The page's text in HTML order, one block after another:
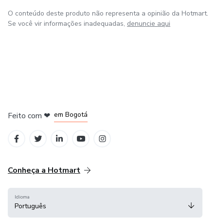
O conteúdo deste produto não representa a opinião da Hotmart.
Se você vir informações inadequadas, denuncie aqui
Feito com ❤ em Bogotá
Conheça a Hotmart
Idioma
Português